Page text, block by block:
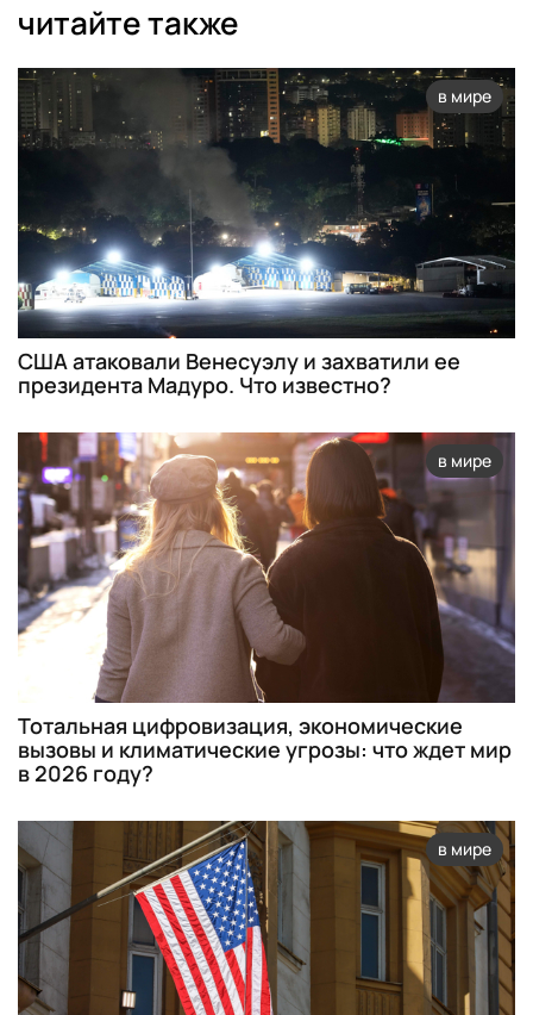
читайте также
в мире
США атаковали Венесуэлу и захватили ее
президента Мадуро. Что известно?
в мире
Тотальная цифровизация, экономические
вызовы и климатические угрозы: что ждет мир
в 2026 году?
в мире